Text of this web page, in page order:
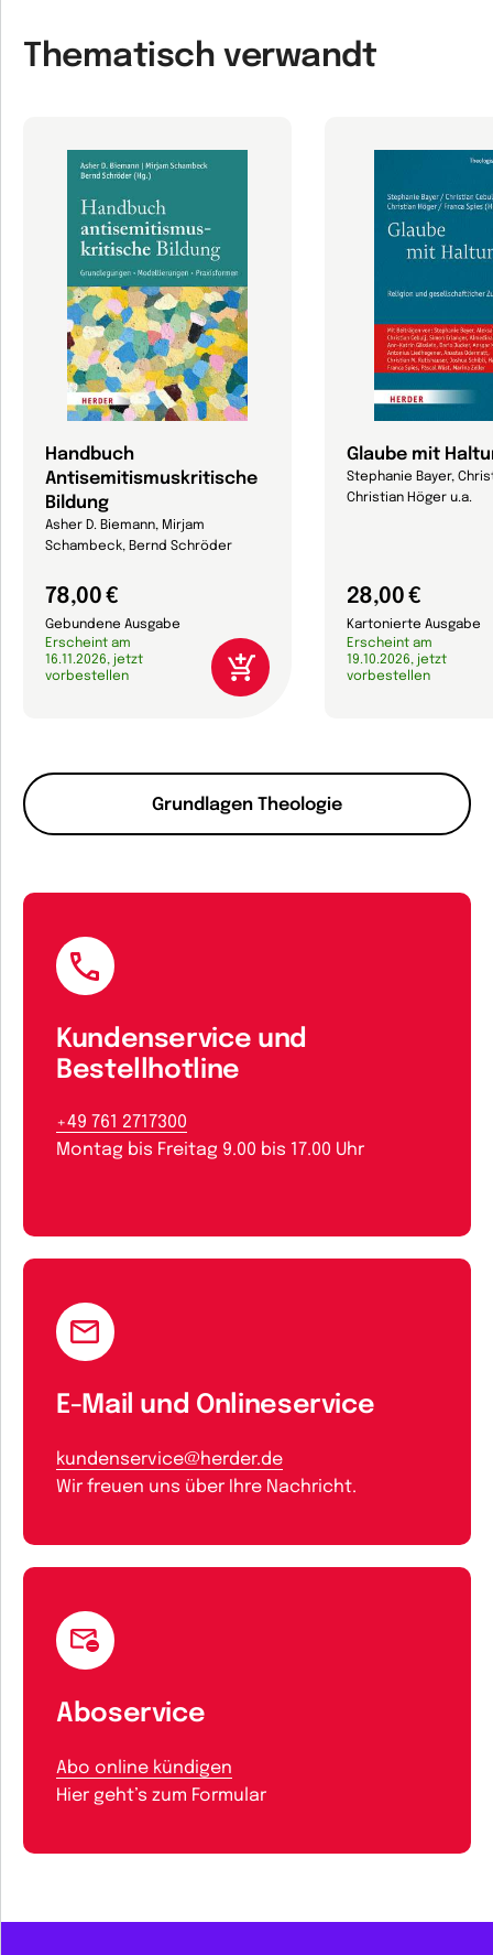
Thematisch verwandt
Grundlagen Theologie
Handbuch
Antisemitismuskritische
Bildung
Asher D. Biemann, Mirjam
Schambeck, Bernd Schröder
78,00 €
Gebundene Ausgabe
Erscheint am
16.11.2026, jetzt
vorbestellen
Glaube mit
Stephanie Bayer,
Christian Höger u.a.
28,00 €
Kartonierte Ausgabe
Erscheint am
19.10.2026, jetzt
vorbestellen
Kundenservice und
Bestellhotline
+49 761 2717300
Montag bis Freitag 9.00 bis 17.00 Uhr
E-Mail und Onlineservice
kundenservice@herder.de
Wir freuen uns über Ihre Nachricht.
Aboservice
Abo online kündigen
Hier geht’s zum Formular